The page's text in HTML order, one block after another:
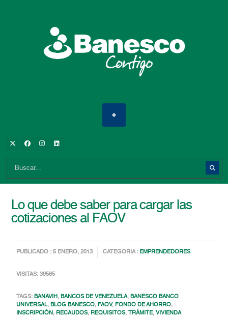
Lo que debe saber para cargar las
cotizaciones al FAOV
PUBLICADO : 5 ENERO, 2013 CATEGORIA : EMPRENDEDORES
VISITAS: 39565
TAGS:BANAVIH,BANCOS DE VENEZUELA,BANESCO BANCO
UNIVERSAL,BLOG BANESCO, FAOV, FONDO DE AHORRO,
INSCRIPCIÓN, RECAUDOS, REQUISITOS, TRÁMITE,VIVIENDA